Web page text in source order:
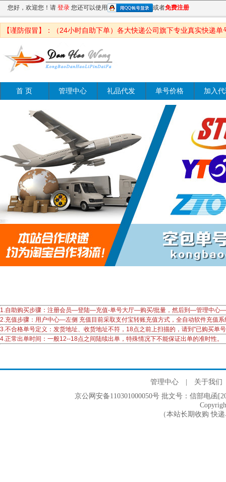
您好，欢迎您！请 登录 您还可以使用 或者免费注册
【谨防假冒】：（24小时自助下单）各大快递公司旗下专业真实快递
首 页 管理中心 礼品代发 单号价格 加入
1.自助购买步骤：注册会员—登陆—充值-单号大厅—购买/批量，然后到—管理中心
2.充值步骤：用户中心—左侧 充值目前采取支付宝转账充值方式，全自动软件充值
3.不合格单号定义：发货地址、收货地址不符，18点之前上扫描的，请到"已购买单
4.正常出单时间：一般12--18点之间陆续出单，特殊情况下不能保证出单的准时性。
管理中心
关于我们
京公网安备110301000050号 批文号：信部电函
（本站长期收购 快